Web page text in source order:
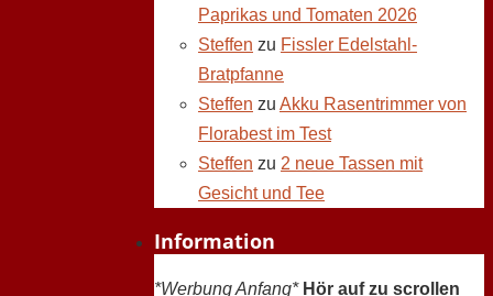
Paprikas und Tomaten 2026
Steffen zu Fissler Edelstahl-
Bratpfanne
Steffen zu Akku Rasentrimmer von
Florabest im Test
Steffen zu 2 neue Tassen mit
Gesicht und Tee
Information
*Werbung Anfang* Hör auf zu scrollen